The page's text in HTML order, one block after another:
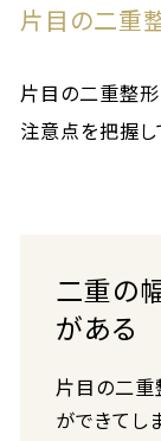
片目の二重
片目の二重整
注意点を把握し
二重の
がある
片目の二重
ができてし